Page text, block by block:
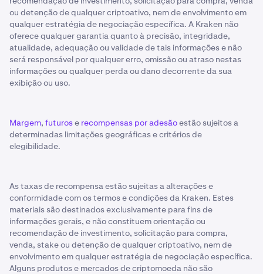
ou detenção de qualquer criptoativo, nem de envolvimento em
qualquer estratégia de negociação específica. A Kraken não
oferece qualquer garantia quanto à precisão, integridade,
atualidade, adequação ou validade de tais informações e não
será responsável por qualquer erro, omissão ou atraso nestas
informações ou qualquer perda ou dano decorrente da sua
exibição ou uso.
Margem, futurose recompensas por adesãoestão sujeitos a
determinadas limitações geográficas e critérios de
elegibilidade.
As taxas de recompensa estão sujeitas a alterações e
conformidade com os termos e condições da Kraken. Estes
materiais são destinados exclusivamente para fins de
informações gerais, e não constituem orientação ou
recomendação de investimento, solicitação para compra,
venda, stake ou detenção de qualquer criptoativo, nem de
envolvimento em qualquer estratégia de negociação específica.
Alguns produtos e mercados de criptomoeda não são